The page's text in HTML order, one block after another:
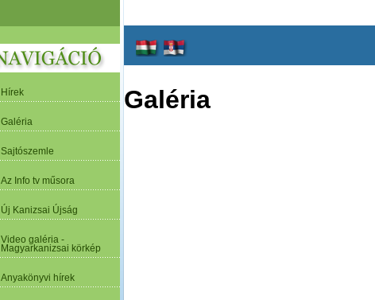
Hírek
Galéria
Sajtószemle
Az Info tv műsora
Új Kanizsai Újság
Video galéria -
Magyarkanizsai körkép
Anyakönyvi hírek
Galéria